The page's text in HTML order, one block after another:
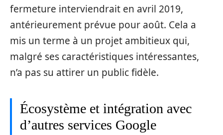
fermeture interviendrait en avril 2019,
antérieurement prévue pour août. Cela a
mis un terme à un projet ambitieux qui,
malgré ses caractéristiques intéressantes,
n’a pas su attirer un public fidèle.
Écosystème et intégration avec
d’autres services Google